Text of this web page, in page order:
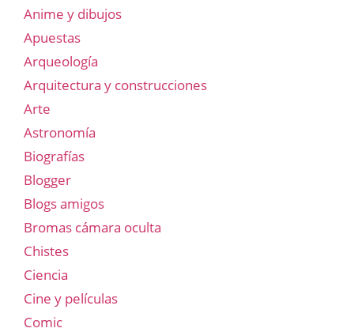
Anime y dibujos
Apuestas
Arqueología
Arquitectura y construcciones
Arte
Astronomía
Biografías
Blogger
Blogs amigos
Bromas cámara oculta
Chistes
Ciencia
Cine y películas
Comic